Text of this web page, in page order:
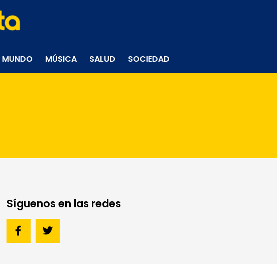
MUNDO MÚSICA SALUD SOCIEDAD
Síguenos en las redes